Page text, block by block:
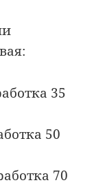
35
50
70